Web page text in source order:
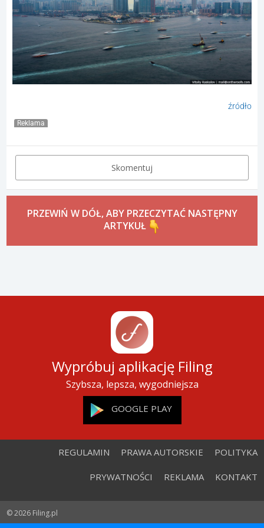
źródło
Reklama
Skomentuj
PRZEWIŃ W DÓŁ, ABY PRZECZYTAĆ NASTĘPNY
ARTYKUŁ
Wypróbuj aplikację Filing
Szybsza, lepsza, wygodniejsza
GOOGLE PLAY
REGULAMIN PRAWA AUTORSKIE POLITYKA
PRYWATNOŚCI REKLAMA KONTAKT
© 2026 Filing.pl